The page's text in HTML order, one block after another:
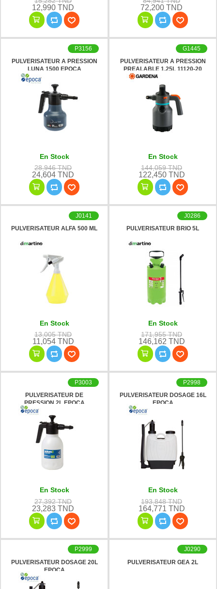
12,990 TND 72,200 TND
PULVERISATEUR A PRESSION
LUNA 1500 EPOCA
P3156
En Stock
28,946 TND
24,604 TND
PULVERISATEUR A PRESSION
PREALABLE 1.25L 11120-20
GARDENA
G1445
En Stock
144,059 TND
122,450 TND
PULVERISATEUR ALFA 500 ML
J0141
En Stock
13,005 TND
11,054 TND
PULVERISATEUR BRIO 5L
J0286
En Stock
171,955 TND
146,162 TND
PULVERISATEUR DE
PRESSION 2L EPOCA
P3003
En Stock
27,392 TND
23,283 TND
PULVERISATEUR DOSAGE 16L
EPOCA
P2998
En Stock
193,848 TND
164,771 TND
PULVERISATEUR DOSAGE 20L
EPOCA
P2999
PULVERISATEUR GEA 2L
J0290